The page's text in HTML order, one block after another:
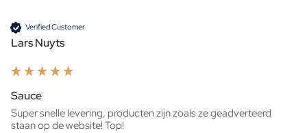
Verified Customer
Lars Nuyts
Sauce
Super snelle levering, producten zijn zoals ze geadverteerd
staan op de website! Top!